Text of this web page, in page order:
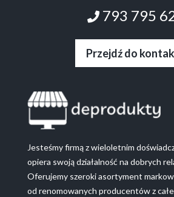
793 795
Przejdź do
Jesteśmy firmą z wieloletnim
opiera swoją działalność na dobrych
Oferujemy szeroki asortyment
od renomowanych producentów z